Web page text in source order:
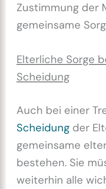
Zustimmung der
gemeinsame
Elterliche Sorge
Scheidung
Auch bei einer
Scheidungder
gemeinsame
bestehen. Sie
weiterhin alle